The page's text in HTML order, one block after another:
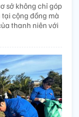
sở không chỉ góp
cộng đồng mà
thanh niên với